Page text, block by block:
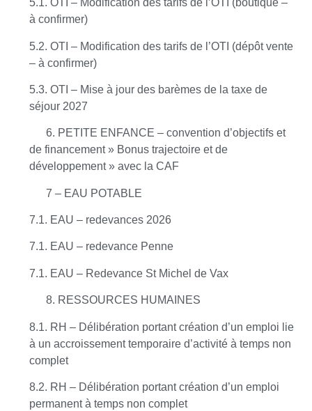
5.1. OTI – Modification des tarifs de l’OTI (boutique –
à confirmer)
5.2. OTI – Modification des tarifs de l’OTI (dépôt vente
– à confirmer)
5.3. OTI – Mise à jour des barèmes de la taxe de
séjour 2027
6. PETITE ENFANCE – convention d’objectifs et
de financement » Bonus trajectoire et de
développement » avec la CAF
7 – EAU POTABLE
7.1. EAU – redevances 2026
7.1. EAU – redevance Penne
7.1. EAU – Redevance St Michel de Vax
8. RESSOURCES HUMAINES
8.1. RH – Délibération portant création d’un emploi lie
à un accroissement temporaire d’activité à temps non
complet
8.2. RH – Délibération portant création d’un emploi
permanent à temps non complet